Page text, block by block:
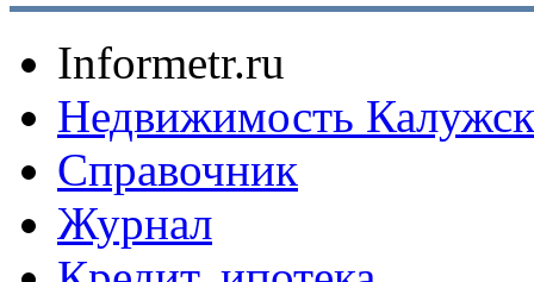
Informetr.ru
Недвижимость
Справочник
Журнал